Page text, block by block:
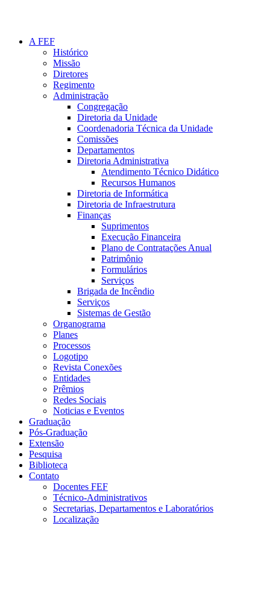
A FEF
Histórico
Missão
Diretores
Regimento
Administração
Congregação
Diretoria da Unidade
Coordenadoria Técnica da Unidade
Comissões
Departamentos
Diretoria Administrativa
Atendimento Técnico Didático
Recursos Humanos
Diretoria de Informática
Diretoria de Infraestrutura
Finanças
Suprimentos
Execução Financeira
Plano de Contratações Anual
Patrimônio
Formulários
Serviços
Brigada de Incêndio
Serviços
Sistemas de Gestão
Organograma
Planes
Processos
Logotipo
Revista Conexões
Entidades
Prêmios
Redes Sociais
Noticias e Eventos
Graduação
Pós-Graduação
Extensão
Pesquisa
Biblioteca
Contato
Docentes FEF
Técnico-Administrativos
Secretarias, Departamentos e Laboratórios
Localização